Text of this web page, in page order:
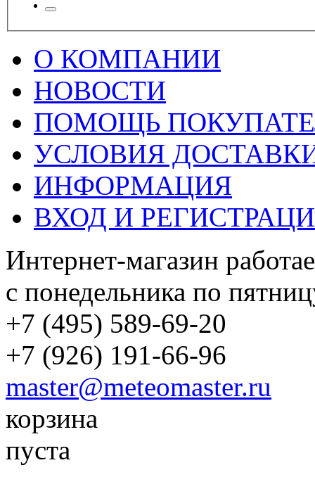
О КОМПАНИИ
НОВОСТИ
ПОМОЩЬ
УСЛОВИЯ
ИНФОРМАЦИЯ
ВХОД И
Интернет-магазин
с понедельника по
+7 (495) 589-69-20
+7 (926) 191-66-96
master@meteomaster.ru
корзина
пуста